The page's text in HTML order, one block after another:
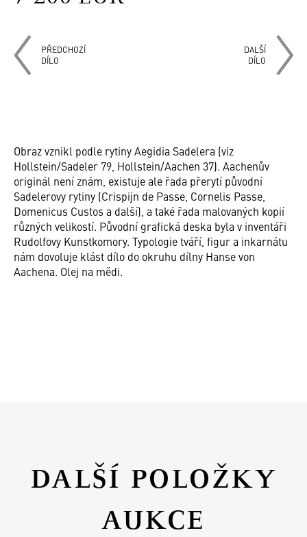
PŘEDCHOZÍ
DÍLO
DALŠÍ
DÍLO
Obraz vznikl podle rytiny Aegidia Sadelera (viz
Hollstein/Sadeler 79, Hollstein/Aachen 37). Aachenův
originál není znám, existuje ale řada přerytí původní
Sadelerovy rytiny (Crispijn de Passe, Cornelis Passe,
Domenicus Custos a další), a také řada malovaných kopií
různých velikostí. Původní grafická deska byla v inventáři
Rudolfovy Kunstkomory. Typologie tváří, figur a inkarnátu
nám dovoluje klást dílo do okruhu dílny Hanse von
Aachena. Olej na mědi.
DALŠÍ POLOŽKY
AUKCE